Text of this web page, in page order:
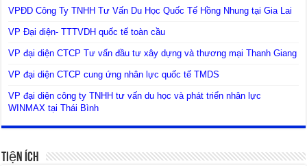
VPĐD Công Ty TNHH Tư Vấn Du Học Quốc Tế Hồng Nhung tại Gia Lai
VP Đại diện- TTTVDH quốc tế toàn cầu
VP đại diện CTCP Tư vấn đầu tư xây dựng và thương mại Thanh Giang
VP đại diện CTCP cung ứng nhân lực quốc tế TMDS
VP đại diện công ty TNHH tư vấn du học và phát triển nhân lực
WINMAX tại Thái Bình
Tiện Ích